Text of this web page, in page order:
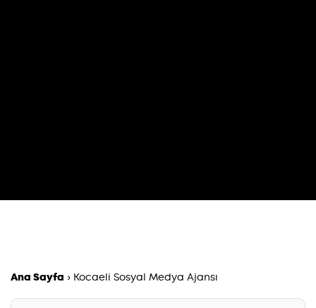
Ana Sayfa › Kocaeli Sosyal Medya Ajansı